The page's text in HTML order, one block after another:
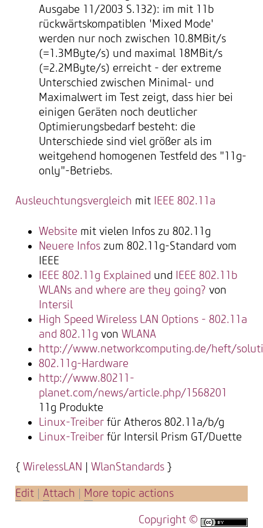
Ausgabe 11/2003 S.132): im mit 11b
rückwärtskompatiblen 'Mixed Mode'
werden nur noch zwischen 10.8MBit/s
(=1.3MByte/s) und maximal 18MBit/s
(=2.2MByte/s) erreicht - der extreme
Unterschied zwischen Minimal- und
Maximalwert im Test zeigt, dass hier bei
einigen Geräten noch deutlicher
Optimierungsbedarf besteht: die
Unterschiede sind viel größer als im
weitgehend homogenen Testfeld des "11g-
only"-Betriebs.
Ausleuchtungsvergleich mit IEEE 802.11a
Website mit vielen Infos zu 802.11g
Neuere Infos zum 802.11g-Standard vom
IEEE
IEEE 802.11g Explained und IEEE 802.11b
WLANs and where are they going? von
Intersil
High Speed Wireless LAN Options - 802.11a
and 802.11g vonWLANA
http://www.networkcomputing.de/heft/
802.11g-Hardware
http://www.80211-
planet.com/news/article.php/1568201
11g Produkte
Linux-Treiber für Atheros 802.11a/b/g
Linux-Treiber für Intersil Prism GT/Duette
{WirelessLAN |WlanStandards }
Edit |Attach More topic actions
Copyright ©